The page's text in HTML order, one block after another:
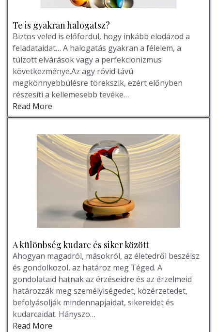
Te is gyakran halogatsz?
Biztos veled is előfordul, hogy inkább elodázod a
feladataidat… A halogatás gyakran a félelem, a
túlzott elvárások vagy a perfekcionizmus
következménye.Az agy rövid távú
megkönnyebbülésre törekszik, ezért előnyben
részesíti a kellemesebb tevéke…
Read More
A különbség kudarc és siker között
Ahogyan magadról, másokról, az életedről beszélsz
és gondolkozol, az határoz meg Téged. A
gondolataid hatnak az érzéseidre és az érzelmeid
határozzák meg személyiségedet, közérzetedet,
befolyásolják mindennapjaidat, sikereidet és
kudarcaidat. Hányszo…
Read More